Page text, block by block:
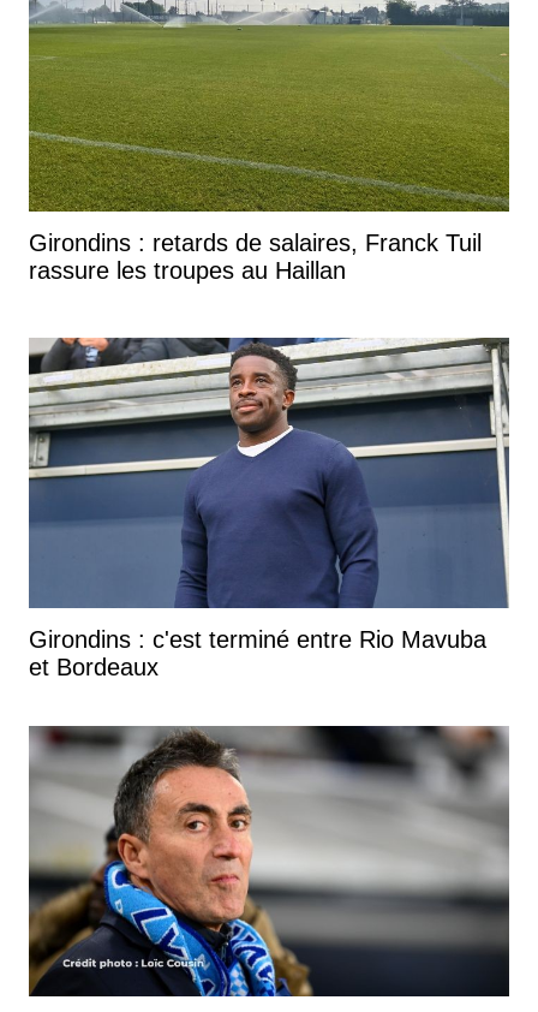
Girondins : retards de salaires, Franck Tuil
rassure les troupes au Haillan
Girondins : c'est terminé entre Rio Mavuba
et Bordeaux